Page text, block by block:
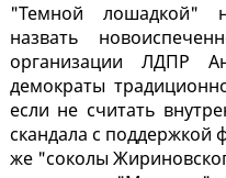
"Темной лошадкой"
назвать
организации ЛДПР
демократы
если не считать
скандала с поддержкой
же "соколы